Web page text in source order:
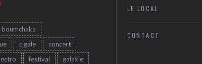
boumchaka
cigale
concert
festival galaxie
LE LOCAL
CONTACT